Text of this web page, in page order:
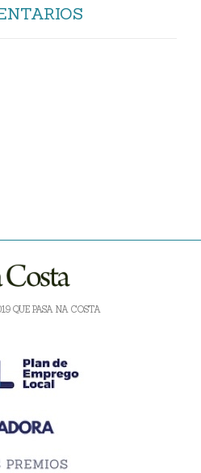
QUE PASA NA COSTA